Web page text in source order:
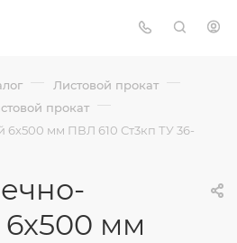
— Листовой прокат —
прокат —
6х500 мм ПВЛ 610 Ст3кп ТУ 36-
мм